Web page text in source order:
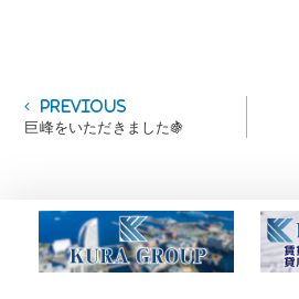
投
稿
ゲ
ー
シ
PreviousPrevious
post:
巨峰をいただきました🍇